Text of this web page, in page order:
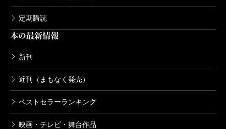
定期購読
本の最新情報
新刊
近刊（まもなく発売）
ベストセラーランキング
映画・テレビ・舞台作品